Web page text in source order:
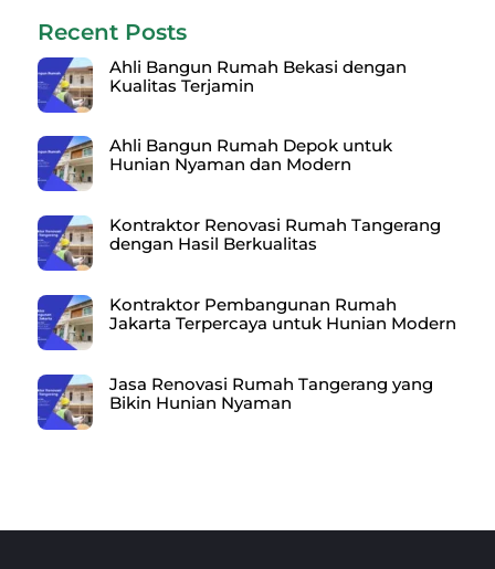
Recent Posts
Ahli Bangun Rumah Bekasi dengan
Kualitas Terjamin
Ahli Bangun Rumah Depok untuk
Hunian Nyaman dan Modern
Kontraktor Renovasi Rumah Tangerang
dengan Hasil Berkualitas
Kontraktor Pembangunan Rumah
Jakarta Terpercaya untuk Hunian Modern
Jasa Renovasi Rumah Tangerang yang
Bikin Hunian Nyaman